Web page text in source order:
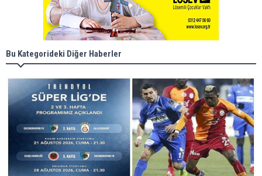
Bu Kategorideki Diğer Haberler